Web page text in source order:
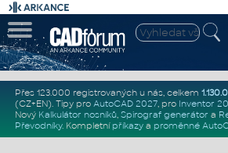
Přes 123.000 registrovaných u nás, celkem
(CZ+EN). Tipy pro AutoCAD 2027, pro Inventor
Nový Kalkulátor nosníků, Spirograf generátor a
Převodníky. Kompletní příkazya proměnné